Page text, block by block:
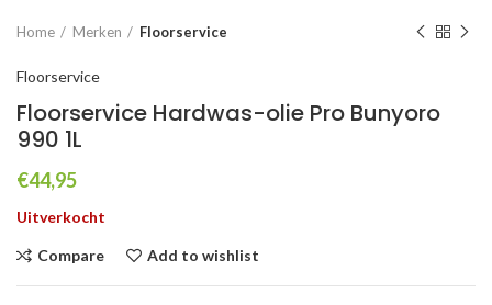
Home Merken Floorservice
Floorservice
Floorservice Hardwas-olie Pro Bunyoro
990 1L
€44,95
Uitverkocht
Compare Add to wishlist